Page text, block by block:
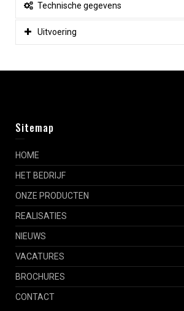
Technische gegevens
Uitvoering
Sitemap
HOME
HET BEDRIJF
ONZE PRODUCTEN
REALISATIES
NIEUWS
VACATURES
BROCHURES
CONTACT